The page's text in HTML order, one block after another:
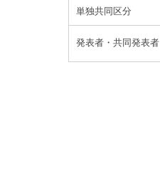
単独共同区分
発表者・共同発表者